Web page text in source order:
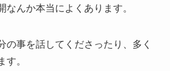
なんか本当によくあります。
の事を話してくださったり、多く
す。